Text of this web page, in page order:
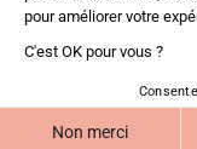
Copyright © Alma
Digital